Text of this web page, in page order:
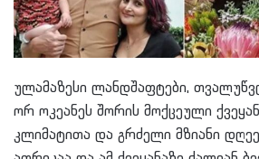
ულამაზესი ლანდშაფტები,
ორ ოკეანეს შორის მოქცეული
კლიმატითა და გრძელი მზიანი